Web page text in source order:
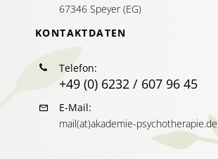
67346 Speyer (EG)
KONTAKTDATEN
Telefon:
+49 (0) 6232 / 607 96 45
E-Mail:
mail(at)akademie-psychotherapie.de